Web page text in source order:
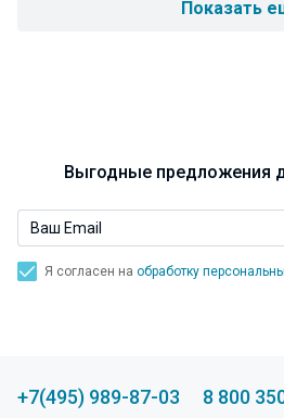
Показать
Выгодные предложения
Я согласен на обработку
+7(495) 989-87-03 8 800